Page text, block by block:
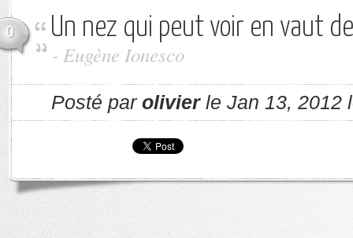
0 Un nez qui peut voir en vaut
- Eugène Ionesco
Posté par olivierle Jan 13, 2012